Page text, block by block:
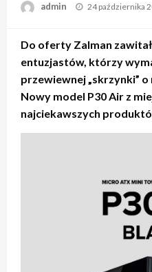
admin Napisano
24 października
Do oferty Zalman
entuzjastów, którzy
przewiewnej „skrzynki”
Nowy model P30 Air z
najciekawszych